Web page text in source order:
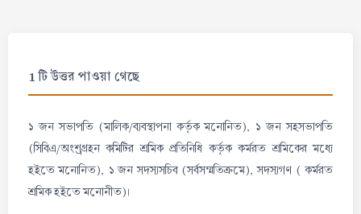
1 টি উত্তর পাওয়া গেছে
১ জন সভাপতি (মালিক/ব্যবস্থাপনা কর্তৃক মনোনিত), ১ জন সহসভাপতি
(সিবিএ/অংশগ্র্রহন কমিটির শ্রমিক প্রতিনিধি কর্তৃক কর্মরত শ্রমিকের মধ্যে
হইতে মনোনিত), ১ জন সদস্যসচিব (সর্বসম্মতিক্রমে), সদস্যগণ ( কর্মরত
শ্রমিক হইতে মনোনীত)।